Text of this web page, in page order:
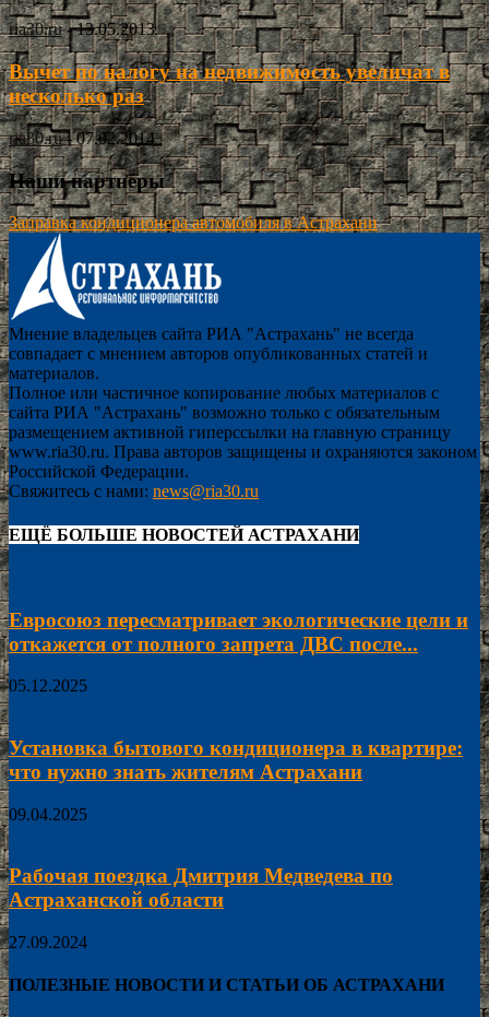
ria30.ru - 13.05.2013
Вычет по налогу на недвижимость увеличат в
несколько раз
ria30.ru - 07.02.2014
Наши партнёры
Заправка кондиционера автомобиля в Астрахани
Мнение владельцев сайта РИА "Астрахань" не всегда
совпадает с мнением авторов опубликованных статей и
материалов.
Полное или частичное копирование любых материалов с
сайта РИА "Астрахань" возможно только с обязательным
размещением активной гиперссылки на главную страницу
www.ria30.ru. Права авторов защищены и охраняются законом
Российской Федерации.
Свяжитесь с нами: news@ria30.ru
ЕЩЁ БОЛЬШЕ НОВОСТЕЙ АСТРАХАНИ
Евросоюз пересматривает экологические цели и
откажется от полного запрета ДВС после...
05.12.2025
Установка бытового кондиционера в квартире:
что нужно знать жителям Астрахани
09.04.2025
Рабочая поездка Дмитрия Медведева по
Астраханской области
27.09.2024
ПОЛЕЗНЫЕ НОВОСТИ И СТАТЬИ ОБ АСТРАХАНИ